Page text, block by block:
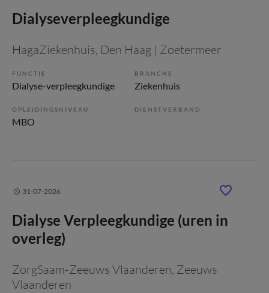
Dialyseverpleegkundige
HagaZiekenhuis, Den Haag | Zoetermeer
FUNCTIE
Dialyse-verpleegkundige
BRANCHE
Ziekenhuis
OPLEIDINGSNIVEAU
MBO
DIENSTVERBAND
31-07-2026
Dialyse Verpleegkundige (uren in
overleg)
ZorgSaam-Zeeuws Vlaanderen, Zeeuws
Vlaanderen